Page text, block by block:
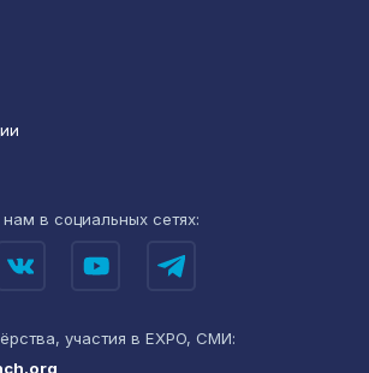
намв социальных сетях:
участия в EXPO, СМИ: